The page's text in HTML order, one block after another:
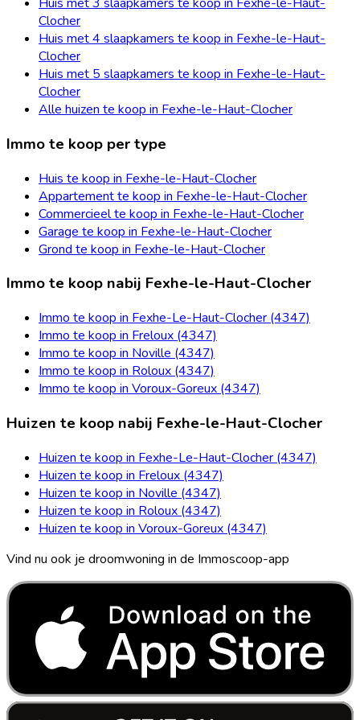
Clocher
Huis met 4 slaapkamers te koop in Fexhe-le-Haut-
Clocher
Huis met 5 slaapkamers te koop in Fexhe-le-Haut-
Clocher
Alle huizen te koop in Fexhe-le-Haut-Clocher
Immo te koop per type
Huis te koop in Fexhe-le-Haut-Clocher
Appartement te koop in Fexhe-le-Haut-Clocher
Commercieel te koop in Fexhe-le-Haut-Clocher
Garage te koop in Fexhe-le-Haut-Clocher
Grond te koop in Fexhe-le-Haut-Clocher
Immo te koop nabij Fexhe-le-Haut-Clocher
Immo te koop in Fexhe-Le-Haut-Clocher (4347)
Immo te koop in Freloux (4347)
Immo te koop in Noville (4347)
Immo te koop in Roloux (4347)
Immo te koop in Voroux-Goreux (4347)
Huizen te koop nabij Fexhe-le-Haut-Clocher
Huizen te koop in Fexhe-Le-Haut-Clocher (4347)
Huizen te koop in Freloux (4347)
Huizen te koop in Noville (4347)
Huizen te koop in Roloux (4347)
Huizen te koop in Voroux-Goreux (4347)
Vind nu ook je droomwoning in de Immoscoop-app